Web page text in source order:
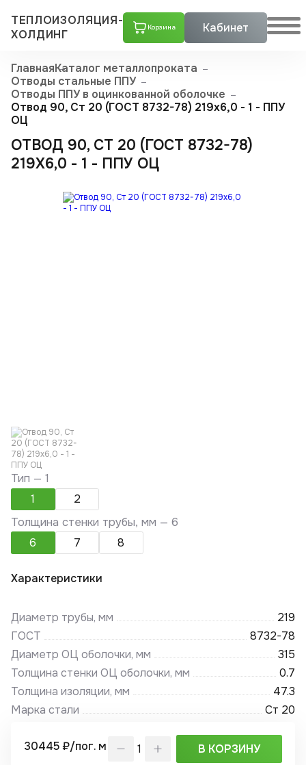
ТЕПЛОИЗОЛЯЦИЯ-
ХОЛДИНГ
Корзина Кабинет
ГлавнаяКаталог металлопроката
Отводы стальные ППУ
Отводы ППУ в оцинкованной оболочке
Отвод 90, Ст 20 (ГОСТ 8732-78) 219x6,0 - 1 - ППУ
ОЦ
ОТВОД 90, СТ 20 (ГОСТ 8732-78)
219X6,0 - 1 - ППУ ОЦ
Тип —1
1
2
Толщина стенки трубы, мм —6
6
7 8
Характеристики
Диаметр трубы, мм
219
ГОСТ
8732-78
Диаметр ОЦ оболочки, мм
315
Толщина стенки ОЦ оболочки, мм
0.7
Толщина изоляции, мм
47.3
Марка стали
Ст 20
30445 ₽/пог. м В КОРЗИНУ